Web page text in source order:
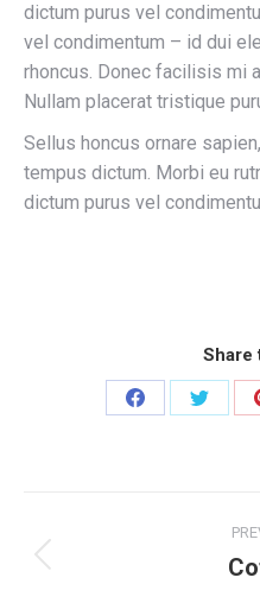
dictum purus vel
vel condimentum – id dui
rhoncus. Donec facilisis mi
Nullam placerat tristique
Sellus honcus ornare
tempus dictum. Morbi eu
dictum purus vel
Share
Share
Share
navigation